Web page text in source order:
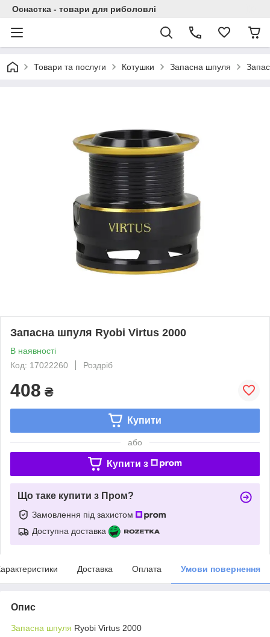
Оснастка - товари для риболовлі
Товари та послуги Котушки Запасна шпуля
Запасна шпуля Ryobi Virtus 2000
В наявності
Код: 17022260
Роздріб
408 ₴
Купити
або
Купити з
Що таке купити з Пром?
Замовлення під захистом
Доступна доставка
Доставка Оплата Умови повернення
Опис
Запасна шпуля Ryobi Virtus 2000